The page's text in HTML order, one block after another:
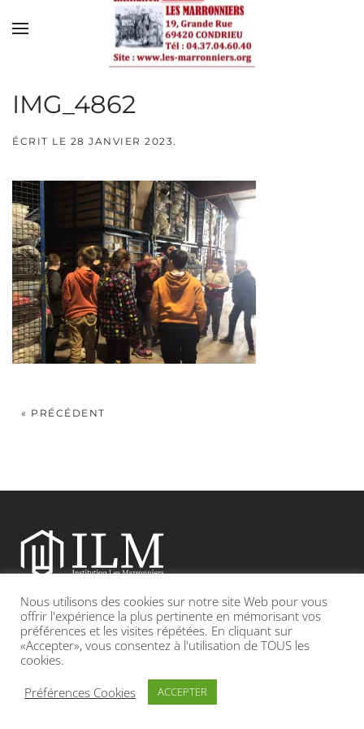
Skip to main content
IMG_4862
ÉCRIT LE 28 JANVIER 2023.
« PRÉCÉDENT
Etablissement catholique sous contrat d’association avec l’Etat
Adresse : 19, Grande rue 69420 CONDRIEU
INFOS LÉGALES POLITIQUE DE CONFIDENTIALITÉ
Nous utilisons des cookies sur notre site Web pour vous
offrir l'expérience la plus pertinente en mémorisant vos
préférences et les visites répétées. En cliquant sur
«Accepter», vous consentez à l'utilisation de TOUS les
cookies.
Préférences Cookies
ACCEPTER